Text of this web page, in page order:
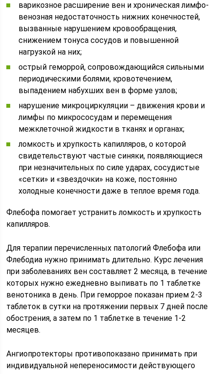
варикозное расширение вен и хроническая лимфо-
венозная недостаточность нижних конечностей,
вызванные нарушением кровообращения,
снижением тонуса сосудов и повышенной
нагрузкой на них;
острый геморрой, сопровождающийся сильными
периодическими болями, кровотечением,
выпадением набухших вен в форме узлов;
нарушение микроциркуляции – движения крови и
лимфы по микрососудам и перемещения
межклеточной жидкости в тканях и органах;
ломкость и хрупкость капилляров, о которой
свидетельствуют частые синяки, появляющиеся
при незначительных по силе ударах, сосудистые
«сетки» и «звездочки» на коже, постоянно
холодные конечности даже в теплое время года.
Флебофа помогает устранить ломкость и хрупкость
капилляров.
Для терапии перечисленных патологий Флебофа или
Флебодиа нужно принимать длительно. Курс лечения
при заболеваниях вен составляет 2 месяца, в течение
которых нужно ежедневно выпивать по 1 таблетке
венотоника в день. При геморрое показан прием 2-3
таблеток в сутки на протяжении первых 7 дней после
обострения, а затем по 1 таблетке в течение 1-2
месяцев.
Ангиопротекторы противопоказано принимать при
индивидуальной непереносимости действующего